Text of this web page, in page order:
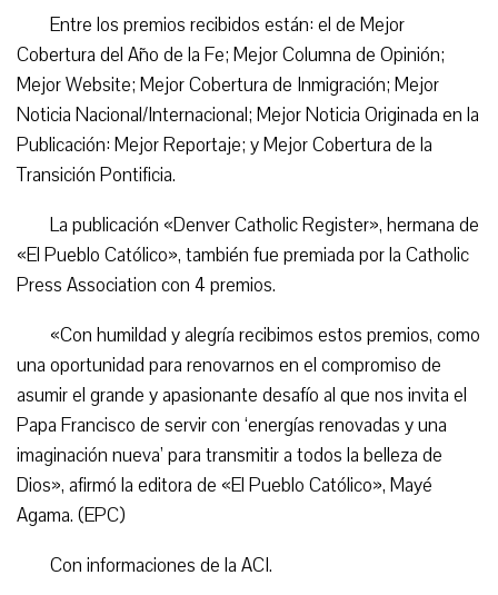
Entre los premios recibidos están: el de Mejor
Cobertura del Año de la Fe; Mejor Columna de Opinión;
Mejor Website; Mejor Cobertura de Inmigración; Mejor
Noticia Nacional/Internacional; Mejor Noticia Originada en la
Publicación: Mejor Reportaje; y Mejor Cobertura de la
Transición Pontificia.
La publicación «Denver Catholic Register», hermana de
«El Pueblo Católico», también fue premiada por la Catholic
Press Association con 4 premios.
«Con humildad y alegría recibimos estos premios, como
una oportunidad para renovarnos en el compromiso de
asumir el grande y apasionante desafío al que nos invita el
Papa Francisco de servir con ‘energías renovadas y una
imaginación nueva’ para transmitir a todos la belleza de
Dios», afirmó la editora de «El Pueblo Católico», Mayé
Agama. (EPC)
Con informaciones de la ACI.